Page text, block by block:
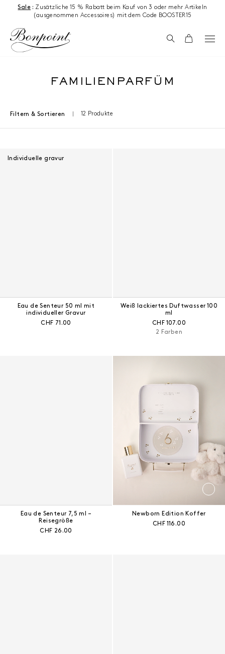
Zum Inhalt springen
Sale : Zusätzliche 15 % Rabatt beim Kauf von 3 oder mehr Artikeln
(ausgenommen Accessoires) mit dem Code BOOSTER15
SuchenWagen
FAMILIENPARFÜM
Filtern & Sortieren 12 Produkte
Individuelle gravur
Eau de Senteur 50 ml mit
individueller Gravur
Aktueller Preis:
CHF 71.00
Weiß lackiertes Duftwasser 100
ml
Aktueller Preis:
CHF 107.00
2 Farben
Eau de Senteur 7,5 ml –
Reisegröße
Aktueller Preis:
CHF 26.00
Newborn Edition Koffer
Aktueller Preis:
CHF 116.00